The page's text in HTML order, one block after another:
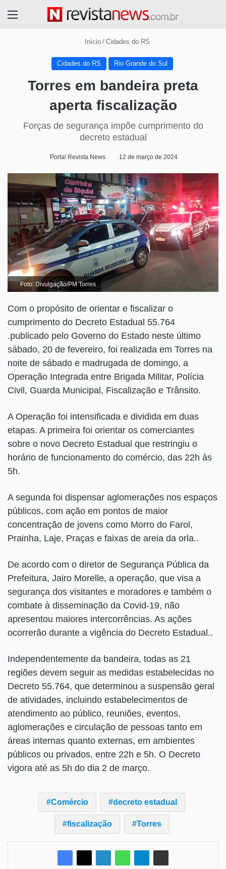
Início / Cidades do RS
Cidades do RS Rio Grande do Sul
Torres em bandeira preta
aperta fiscalização
Forças de segurança impõe cumprimento do
decreto estadual
Portal Revista News 12 de março de 2024
Foto: Divulgação/PM Torres
Com o propósito de orientar e fiscalizar o
cumprimento do Decreto Estadual 55.764
.publicado pelo Governo do Estado neste último
sábado, 20 de fevereiro, foi realizada em Torres na
noite de sábado e madrugada de domingo, a
Operação Integrada entre Brigada Militar, Polícia
Civil, Guarda Municipal, Fiscalização e Trânsito.
A Operação foi intensificada e dividida em duas
etapas. A primeira foi orientar os comerciantes
sobre o novo Decreto Estadual que restringiu o
horário de funcionamento do comércio, das 22h às
5h.
A segunda foi dispensar aglomerações nos espaços
públicos, com ação em pontos de maior
concentração de jovens como Morro do Farol,
Prainha, Laje, Praças e faixas de areia da orla..
De acordo com o diretor de Segurança Pública da
Prefeitura, Jairo Morelle, a operação, que visa a
segurança dos visitantes e moradores e também o
combate à disseminação da Covid-19, não
apresentou maiores intercorrências. As ações
ocorrerão durante a vigência do Decreto Estadual..
Independentemente da bandeira, todas as 21
regiões devem seguir as medidas estabelecidas no
Decreto 55.764, que determinou a suspensão geral
de atividades, incluindo estabelecimentos de
atendimento ao público, reuniões, eventos,
aglomerações e circulação de pessoas tanto em
áreas internas quanto externas, em ambientes
públicos ou privados, entre 22h e 5h. O Decreto
vigora até as 5h do dia 2 de março.
Comércio decreto estadual
fiscalização Torres